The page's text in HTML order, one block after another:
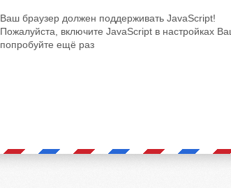
Ваш браузер должен поддерживать JavaScript!
Пожалуйста, включите JavaScript в настройках
попробуйте ещё раз